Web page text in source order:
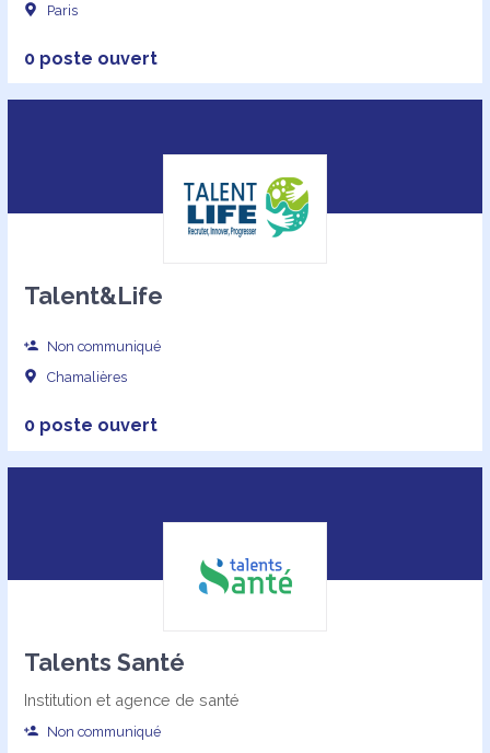
Paris
0 poste ouvert
Talent&Life
Non communiqué
Chamalières
0 poste ouvert
Talents Santé
Institution et agence de santé
Non communiqué